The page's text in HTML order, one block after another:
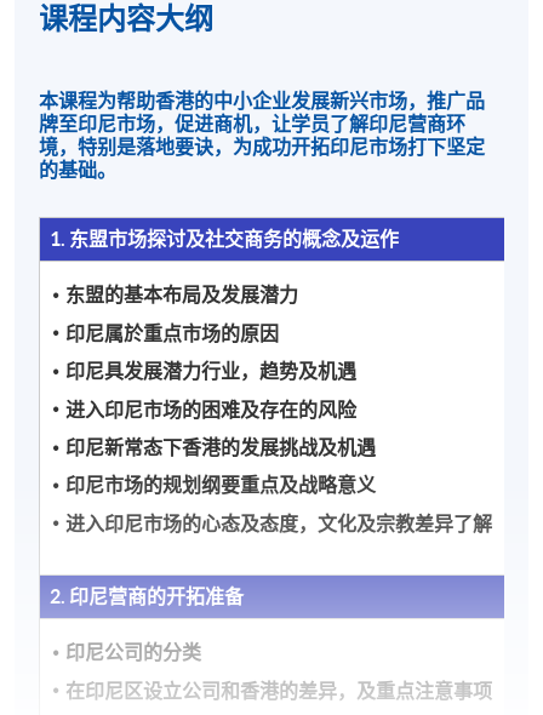
课程内容大纲
本课程为帮助香港的中小企业发展新兴市场，推广品
牌至印尼市场，促进商机，让学员了解印尼营商环
境，特别是落地要诀，为成功开拓印尼市场打下坚定
的基础。
1. 东盟市场探讨及社交商务的概念及运作
东盟的基本布局及发展潜力
印尼属於重点市场的原因
印尼具发展潜力行业，趋势及机遇
进入印尼市场的困难及存在的风险
印尼新常态下香港的发展挑战及机遇
印尼市场的规划纲要重点及战略意义
进入印尼市场的心态及态度，文化及宗教差异了解
2. 印尼营商的开拓准备
印尼公司的分类
在印尼区设立公司和香港的差异，及重点注意事项